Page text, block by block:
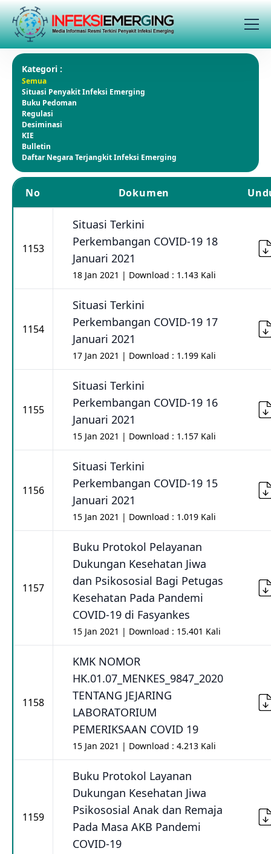
Kategori :
Semua
Situasi Penyakit Infeksi Emerging
Buku Pedoman
Regulasi
Desiminasi
KIE
Bulletin
Daftar Negara Terjangkit Infeksi Emerging
No Dokumen
1153
Situasi Terkini
Perkembangan COVID-19 18
Januari 2021
18 Jan 2021 | Download : 1.143 Kali
1154
Situasi Terkini
Perkembangan COVID-19 17
Januari 2021
17 Jan 2021 | Download : 1.199 Kali
1155
Situasi Terkini
Perkembangan COVID-19 16
Januari 2021
15 Jan 2021 | Download : 1.157 Kali
1156
Situasi Terkini
Perkembangan COVID-19 15
Januari 2021
15 Jan 2021 | Download : 1.019 Kali
1157
Buku Protokol Pelayanan
Dukungan Kesehatan Jiwa
dan Psikososial Bagi Petugas
Kesehatan Pada Pandemi
COVID-19 di Fasyankes
15 Jan 2021 | Download : 15.401 Kali
1158
KMK NOMOR
HK.01.07_MENKES_9847_2020
TENTANG JEJARING
LABORATORIUM
PEMERIKSAAN COVID 19
15 Jan 2021 | Download : 4.213 Kali
1159
Buku Protokol Layanan
Dukungan Kesehatan Jiwa
Psikososial Anak dan Remaja
Pada Masa AKB Pandemi
COVID-19